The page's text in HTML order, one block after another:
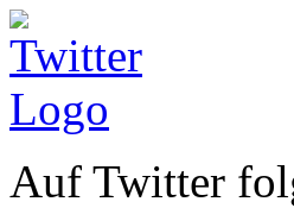
Auf Twitter